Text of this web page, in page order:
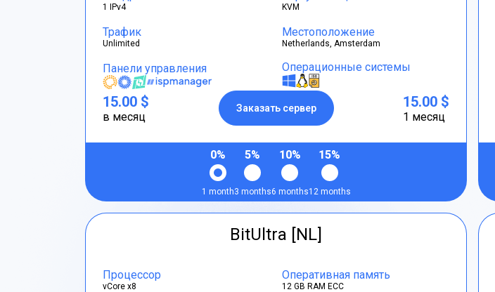
1 IPv4 KVM
Трафик
Unlimited
Местоположение
Netherlands, Amsterdam
Панели управления Операционные системы
15.00 $
в месяц
Заказать сервер 15.00 $
1 месяц
0%
1 month
5%
3 months
10%
6 months
15%
12 months
BitUltra [NL]
Процессор
vCore x8
Оперативная память
12 GB RAM ECC